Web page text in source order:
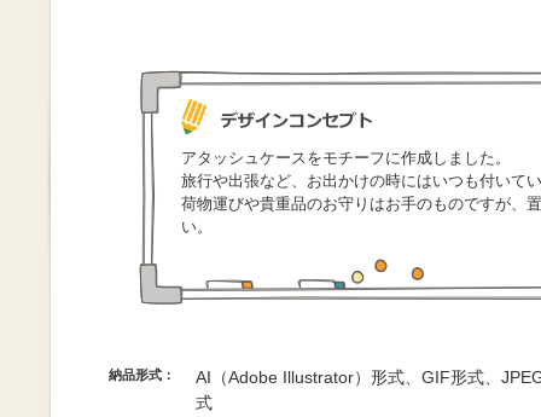
アタッシュケースをモチーフに作成しました。
旅行や出張など、お出かけの時にはいつも付いて
荷物運びや貴重品のお守りはお手のものですが、
い。
納品形式：
AI（Adobe Illustrator）形式、GIF形式、
式